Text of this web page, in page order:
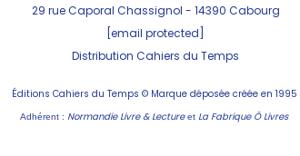
29 rue Caporal Chassignol - 14390 Cabourg
[email protected]
Distribution Cahiers du Temps
Éditions Cahiers du Temps © Marque déposée créée en 1995
Adhérent : Normandie Livre & Lectureet La Fabrique Ô Livres